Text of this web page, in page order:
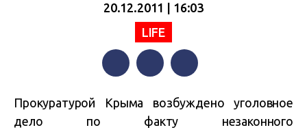
20.12.2011 | 16:03
LIFE
Прокуратурой Крыма возбуждено уголовное
дело по факту незаконного